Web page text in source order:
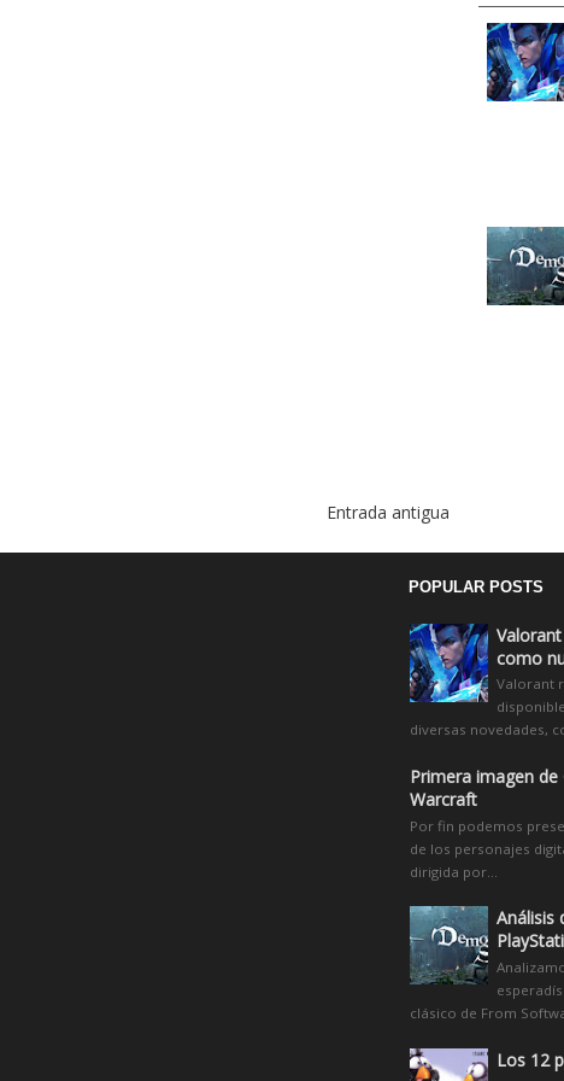
Entrada antigua
POPULAR POSTS
como
Valorant
diversas novedades,
Primera imagen
Warcraft
Por fin podemos
de los personajes
dirigida por...
Análisis
clásico de From
Los 12